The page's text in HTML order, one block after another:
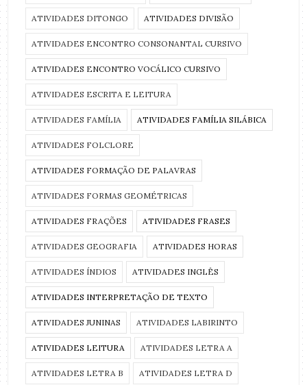
ATIVIDADES DITONGO ATIVIDADES DIVISÃO
ATIVIDADES ENCONTRO CONSONANTAL CURSIVO
ATIVIDADES ENCONTRO VOCÁLICO CURSIVO
ATIVIDADES ESCRITA E LEITURA
ATIVIDADES FAMÍLIA ATIVIDADES FAMÍLIA SILÁBICA
ATIVIDADES FOLCLORE
ATIVIDADES FORMAÇÃO DE PALAVRAS
ATIVIDADES FORMAS GEOMÉTRICAS
ATIVIDADES FRAÇÕES ATIVIDADES FRASES
ATIVIDADES GEOGRAFIA ATIVIDADES HORAS
ATIVIDADES ÍNDIOS ATIVIDADES INGLÊS
ATIVIDADES INTERPRETAÇÃO DE TEXTO
ATIVIDADES JUNINAS ATIVIDADES LABIRINTO
ATIVIDADES LEITURA ATIVIDADES LETRA A
ATIVIDADES LETRA B ATIVIDADES LETRA D